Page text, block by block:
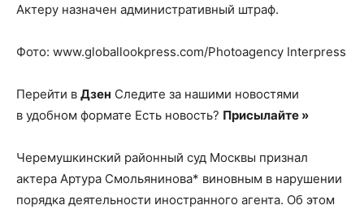
Актеру назначен административный штраф.
Фото: www.globallookpress.com/Photoagency Interpress
Перейти в Дзен Следите за нашими новостями
в удобном формате Есть новость? Присылайте »
Черемушкинский районный суд Москвы признал
актера Артура Смольянинова* виновным в нарушении
порядка деятельности иностранного агента. Об этом